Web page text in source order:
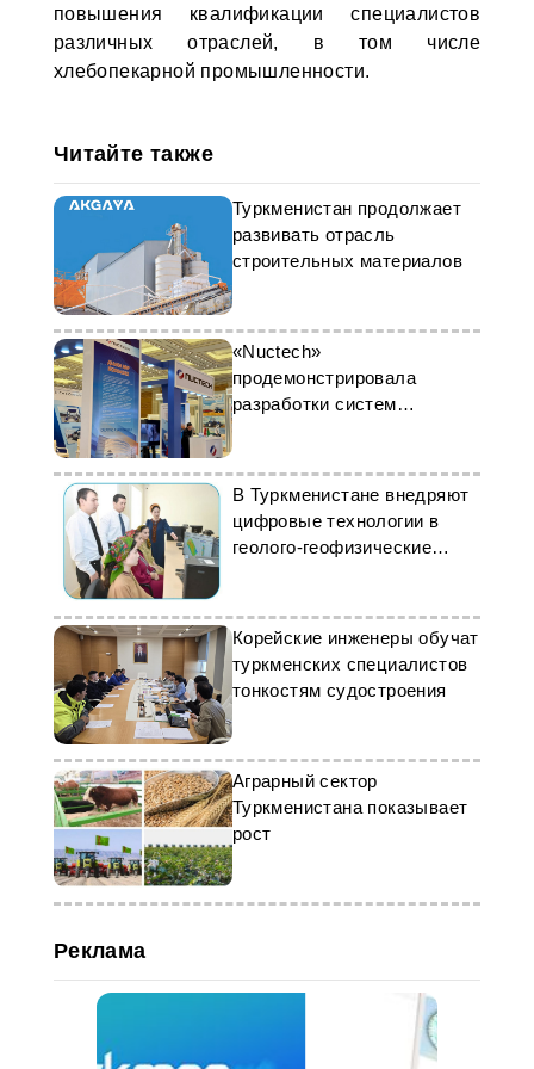
повышения квалификации специалистов
различных отраслей, в том числе
хлебопекарной промышленности.
Читайте также
Туркменистан продолжает
развивать отрасль
строительных материалов
«Nuctech»
продемонстрировала
разработки систем
безопасности на форуме в
Ашхабаде
В Туркменистане внедряют
цифровые технологии в
геолого-геофизические
Корейские инженеры обучат
туркменских специалистов
тонкостям судостроения
Аграрный сектор
Туркменистана показывает
рост
Реклама